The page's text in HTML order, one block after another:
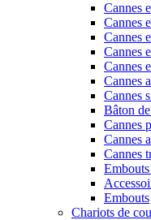
Cannes
Cannes
Cannes
Cannes
Cannes
Cannes
Cannes
Bâton
Cannes
Cannes
Cannes
Embouts
Chariots de